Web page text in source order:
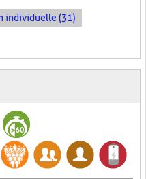
individuelle (31)